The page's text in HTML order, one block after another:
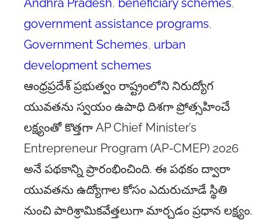
government assistance programs
Government Schemes, urban
development schemes
ఆంధ్రప్రదేశ్ ప్రభుత్వం రాష్ట్రంలోని నిరుద్యోగ
యువతను స్వయం ఉపాధి దిశగా ప్రోత్సహించే
లక్ష్యంతో కొత్తగా AP Chief Minister’s
Entrepreneur Program (AP-CMEP) 2026
అనే పథకాన్ని ప్రారంభించింది. ఈ పథకం ద్వారా
యువతను ఉద్యోగాల కోసం ఎదురుచూడే స్థితి
నుంచి పారిశ్రామికవేత్తలుగా మార్చడం ప్రధాన లక్ష్యం.